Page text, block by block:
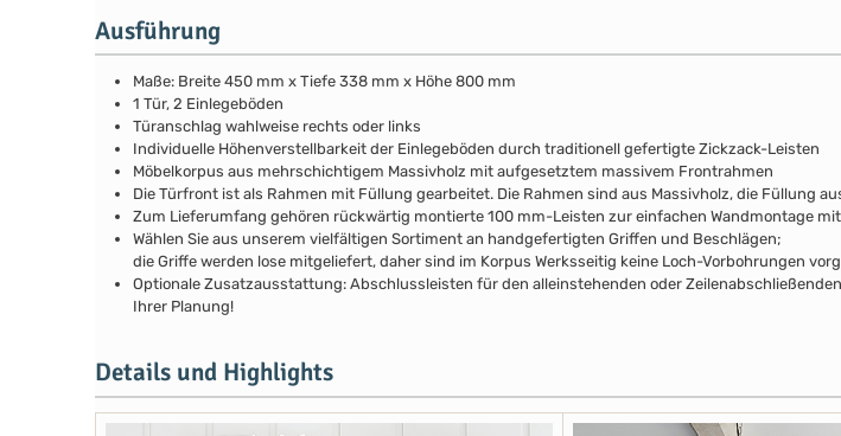
Ausführung
Maße: Breite 450 mm x Tiefe 338 mm x Höhe 800 mm
1 Tür, 2 Einlegeböden
Türanschlag wahlweise rechts oder links
Individuelle Höhenverstellbarkeit der Einlegeböden durch traditionell gefertigte Zickzack-Leisten
Möbelkorpus aus mehrschichtigem Massivholz mit aufgesetztem massivem Frontrahmen
Die Türfront ist als Rahmen mit Füllung gearbeitet. Die Rahmen sind aus Massivholz, die Füllung
Zum Lieferumfang gehören rückwärtig montierte 100 mm-Leisten zur einfachen Wandmontage
Wählen Sie aus unserem vielfältigen Sortiment an handgefertigten Griffen und Beschlägen;
die Griffe werden lose mitgeliefert, daher sind im Korpus Werksseitig keine Loch-Vorbohrungen
Optionale Zusatzausstattung: Abschlussleisten für den alleinstehenden oder
Ihrer Planung!
Details und Highlights